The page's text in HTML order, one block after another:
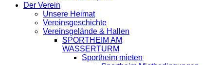
Der Verein
Unsere Heimat
Vereinsgeschichte
Vereinsgelände & Hallen
SPORTHEIM AM
WASSERTURM
Sportheim mieten